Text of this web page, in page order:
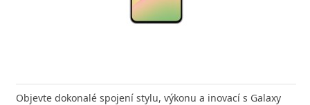
Objevte dokonalé spojení stylu, výkonu a inovací s Galaxy